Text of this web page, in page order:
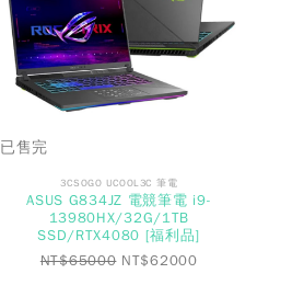
已售完
3CSOGO UCOOL3C 筆電
ASUS G834JZ 電競筆電 i9-
13980HX/32G/1TB
SSD/RTX4080 [福利品]
NT$65000 NT$62000